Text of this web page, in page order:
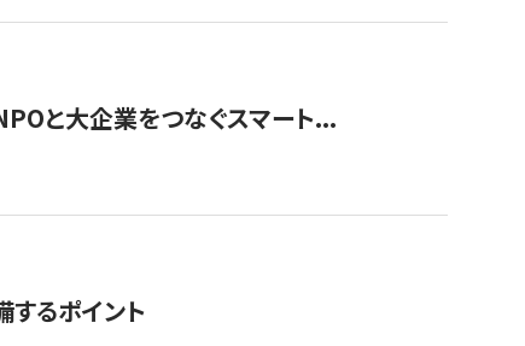
と大企業をつなぐスマート...
るポイント